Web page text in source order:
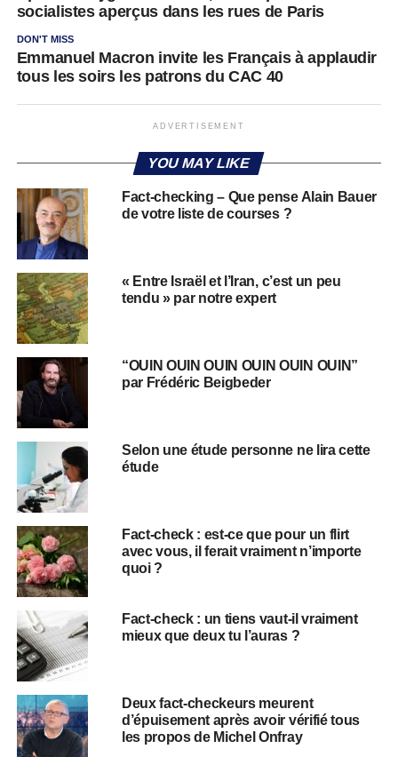
socialistes aperçus dans les rues de Paris
DON'T MISS
Emmanuel Macron invite les Français à applaudir
tous les soirs les patrons du CAC 40
ADVERTISEMENT
YOU MAY LIKE
Fact-checking – Que pense Alain Bauer
de votre liste de courses ?
« Entre Israël et l’Iran, c’est un peu
tendu » par notre expert
“OUIN OUIN OUIN OUIN OUIN OUIN”
par Frédéric Beigbeder
Selon une étude personne ne lira cette
étude
Fact-check : est-ce que pour un flirt
avec vous, il ferait vraiment n’importe
quoi ?
Fact-check : un tiens vaut-il vraiment
mieux que deux tu l’auras ?
Deux fact-checkeurs meurent
d’épuisement après avoir vérifié tous
les propos de Michel Onfray